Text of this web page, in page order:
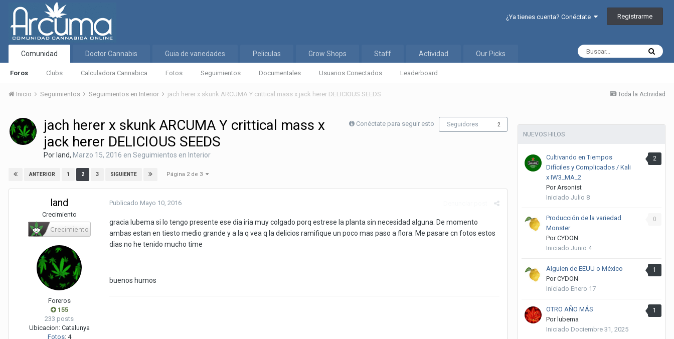
¿Ya tienes cuenta? Conéctate Registrarme
Comunidad
Foros Clubs Calculadora Cannabica Fotos Seguimientos Documentales Usuarios Conectados Leaderboard
Doctor Cannabis Guia de variedades Peliculas Grow Shops Staff Actividad Our Picks
Toda la Actividad
Inicio Seguimientos Seguimientos en Interior jach herer x skunk ARCUMA Y crittical mass x jack herer DELICIOUS SEEDS
Conéctate para seguir esto Seguidores 2
jach herer x skunk ARCUMA Y crittical mass x
jack herer DELICIOUS SEEDS
Por land, Marzo 15, 2016 en Seguimientos en Interior
ANTERIOR 1 2 3 SIGUIENTE Página 2 de 3
land
Crecimiento
Foreros
155
233 posts
Ubicacion: Catalunya
Fotos: 4
Publicado Mayo 10, 2016
gracia lubema si lo tengo presente ese dia iria muy colgado porq estrese la planta sin necesidad alguna. De momento
ambas estan en tiesto medio grande y a la q vea q la delicios ramifique un poco mas paso a flora. Me pasare cn fotos estos
dias no he tenido mucho time
buenos humos
NUEVOS HILOS
2
Cultivando en Tiempos
Difíciles y Complicados / Kali
x IW3_MA_2
PorArsonist
Iniciado Julio 8
0
Producción de la variedad
Monster
PorCYDON
Iniciado Junio 4
1
Alguien de EEUU o México
PorCYDON
Iniciado Enero 17
1
OTRO AÑO MÁS
Por lubema
Iniciado Dociembre 31, 2025